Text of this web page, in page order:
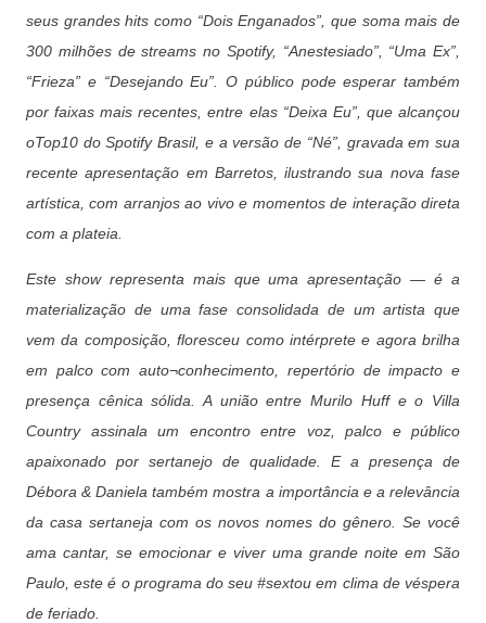
seus grandes hits como “Dois Enganados”, que soma mais de
300 milhões de streams no Spotify, “Anestesiado”, “Uma Ex”,
“Frieza” e “Desejando Eu”. O público pode esperar também
por faixas mais recentes, entre elas “Deixa Eu”, que alcançou
oTop10 do Spotify Brasil, e a versão de “Né”, gravada em sua
recente apresentação em Barretos, ilustrando sua nova fase
artística, com arranjos ao vivo e momentos de interação direta
com a plateia.
Este show representa mais que uma apresentação — é a
materialização de uma fase consolidada de um artista que
vem da composição, floresceu como intérprete e agora brilha
em palco com auto¬conhecimento, repertório de impacto e
presença cênica sólida. A união entre Murilo Huff e o Villa
Country assinala um encontro entre voz, palco e público
apaixonado por sertanejo de qualidade. E a presença de
Débora & Daniela também mostra a importância e a relevância
da casa sertaneja com os novos nomes do gênero. Se você
ama cantar, se emocionar e viver uma grande noite em São
Paulo, este é o programa do seu #sextou em clima de véspera
de feriado.